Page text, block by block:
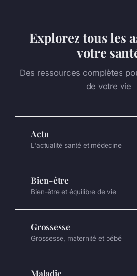
Explorez tous les
votre
Des ressources complètes
de votre vie
Actu
L'actualité santé et médecine
Bien-être
Bien-être et équilibre de vie
Grossesse
Grossesse, maternité et bébé
Maladie